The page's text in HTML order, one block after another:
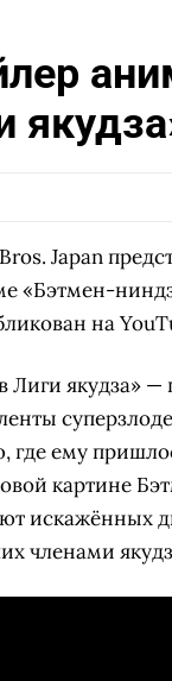
Japan
«Бэтмен-
на
Лиги якудза»
где ему
картине
искажённых
членами